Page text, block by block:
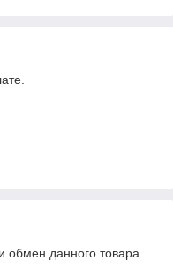
обмен данного товара